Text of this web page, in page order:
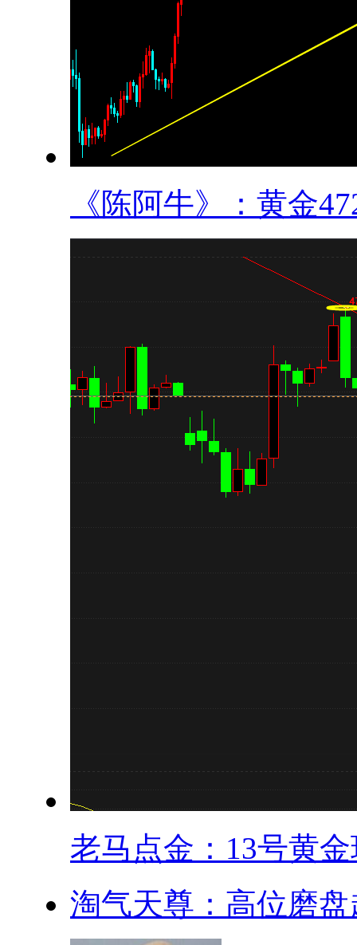
《陈阿牛》：黄金
老马点金：13号黄金
淘气天尊：高位磨